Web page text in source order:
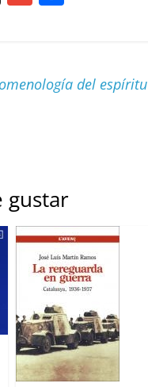
d ardel espíritu
gustar